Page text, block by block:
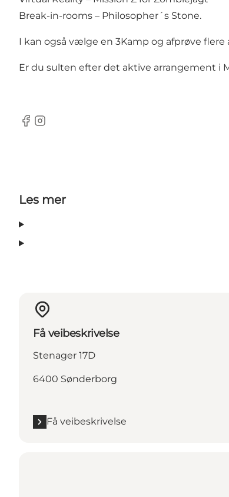
Break-in-rooms – Philosopher´s Stone.
I kan også vælge en 3Kamp og afprøve
Er du sulten efter det aktive arrangement i
facebook
instagram
Les mer
Få veibeskrivelse
Stenager 17D
6400 Sønderborg
Få veibeskrivelse